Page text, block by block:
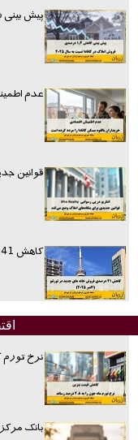
پیش
عدم
قوانین
کاهش 41 درصدی فروش خانه در تورنتو
نرخ تورم
بانک